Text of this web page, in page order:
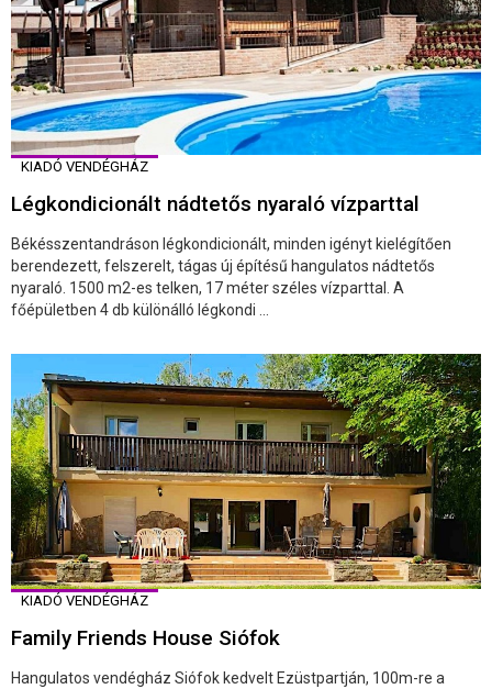
KIADÓ VENDÉGHÁZ
Légkondicionált nádtetős nyaraló vízparttal
Békésszentandráson légkondicionált, minden igényt kielégítően
berendezett, felszerelt, tágas új építésű hangulatos nádtetős
nyaraló. 1500 m2-es telken, 17 méter széles vízparttal. A
főépületben 4 db különálló légkondi ...
KIADÓ VENDÉGHÁZ
Family Friends House Siófok
Hangulatos vendégház Siófok kedvelt Ezüstpartján, 100m-re a